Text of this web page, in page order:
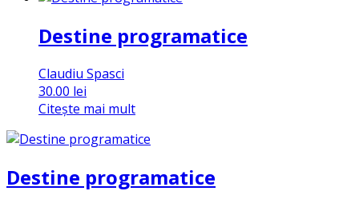
Destine programatice
Claudiu Spasci
30.00 lei
Citește mai mult
Destine programatice